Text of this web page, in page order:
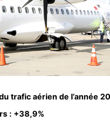
trafic aérien de l’année
: +38,9%